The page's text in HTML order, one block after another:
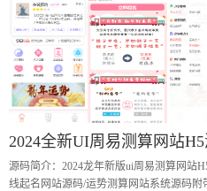
源码简介：2024龙年新版ui周易测算网站
线起名网站源码/运势测算网站系统源码附